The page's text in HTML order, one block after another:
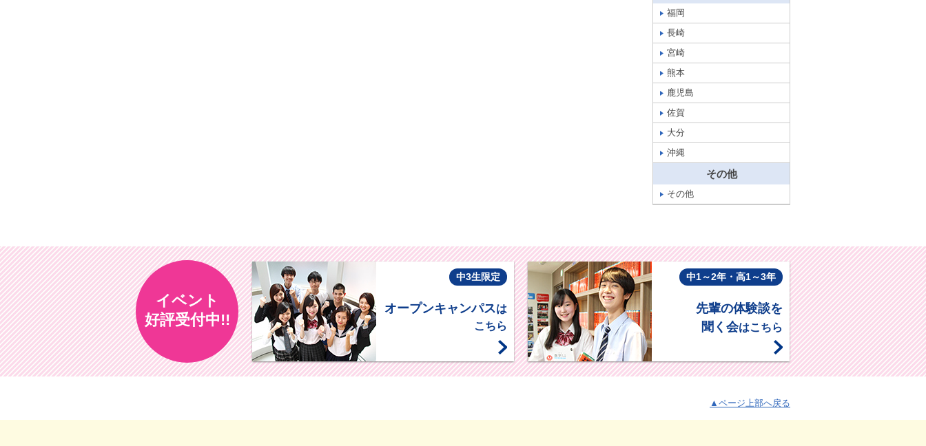
福岡
長崎
宮崎
熊本
鹿児島
佐賀
大分
沖縄
その他
その他
イベント
好評受付中!!
中3生限定
オープンキャンパスは
こちら
中1～2年・高1～3年
先輩の体験談を
聞く会はこちら
▲ページ上部へ戻る